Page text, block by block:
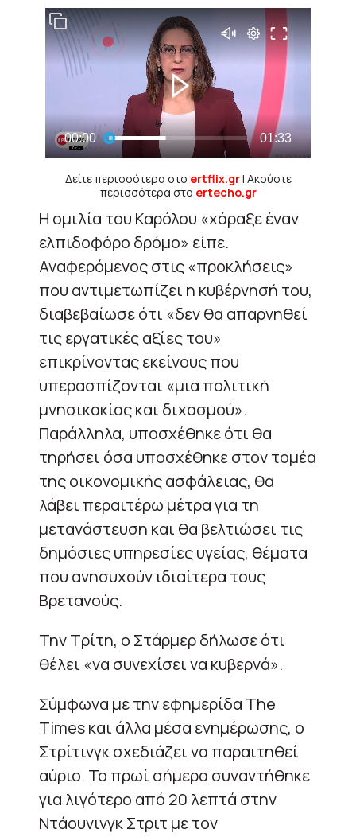
Δείτε περισσότερα στο ertflix.gr| Ακούστε
περισσότερα στο ertecho.gr
Η ομιλία του Καρόλου «χάραξε έναν
ελπιδοφόρο δρόμο» είπε.
Αναφερόμενος στις «προκλήσεις»
που αντιμετωπίζει η κυβέρνησή του,
διαβεβαίωσε ότι «δεν θα απαρνηθεί
τις εργατικές αξίες του»
επικρίνοντας εκείνους που
υπερασπίζονται «μια πολιτική
μνησικακίας και διχασμού».
Παράλληλα, υποσχέθηκε ότι θα
τηρήσει όσα υποσχέθηκε στον τομέα
της οικονομικής ασφάλειας, θα
λάβει περαιτέρω μέτρα για τη
μετανάστευση και θα βελτιώσει τις
δημόσιες υπηρεσίες υγείας, θέματα
που ανησυχούν ιδιαίτερα τους
Βρετανούς.
Την Τρίτη, ο Στάρμερ δήλωσε ότι
θέλει «να συνεχίσει να κυβερνά».
Σύμφωνα με την εφημερίδα The
Times και άλλα μέσα ενημέρωσης, ο
Στρίτινγκ σχεδιάζει να παραιτηθεί
αύριο. Το πρωί σήμερα συναντήθηκε
για λιγότερο από 20 λεπτά στην
Ντάουνινγκ Στριτ με τον